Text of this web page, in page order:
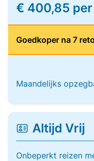
€ 400,85
Goedkoper na 7
Maandelijks
Altijd Vrij
Onbeperkt reizen